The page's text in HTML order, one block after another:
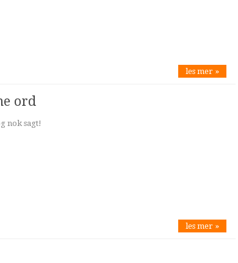
les mer »
ord
nok sagt!
les mer »